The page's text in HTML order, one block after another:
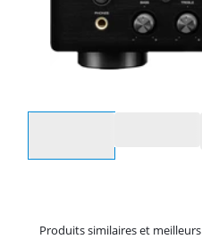
Produits similaires et meilleurs